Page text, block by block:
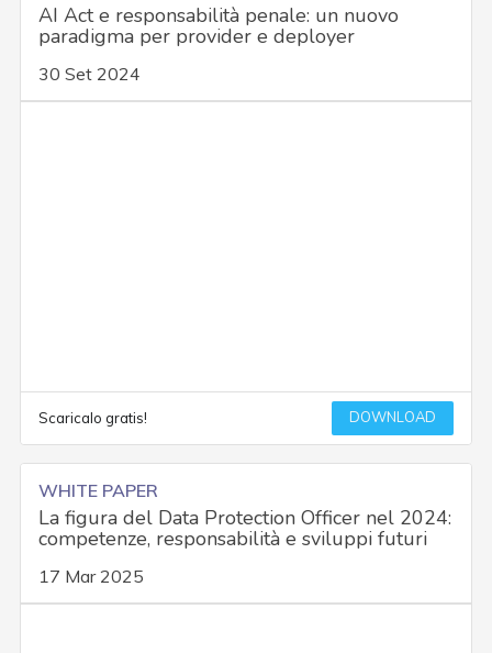
AI Act e responsabilità penale: un nuovo
paradigma per provider e deployer
30 Set 2024
Scaricalo gratis! DOWNLOAD
WHITE PAPER
La figura del Data Protection Officer nel 2024:
competenze, responsabilità e sviluppi futuri
17 Mar 2025